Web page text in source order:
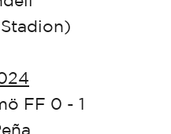
FF 0 - 1